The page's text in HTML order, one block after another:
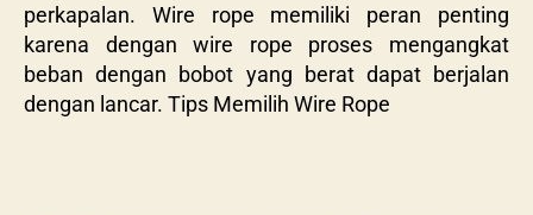
perkapalan. Wire rope memiliki peran penting
karena dengan wire rope proses mengangkat
beban dengan bobot yang berat dapat berjalan
dengan lancar. Tips Memilih Wire Rope